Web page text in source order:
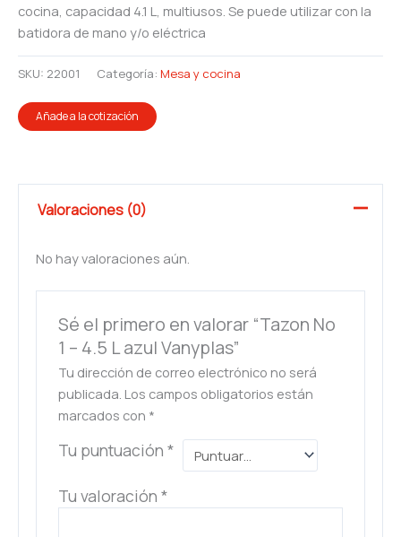
cocina, capacidad 4.1 L, multiusos. Se puede utilizar con la
batidora de mano y/o eléctrica
SKU: 22001 Categoría: Mesa y cocina
Añade a la cotización
Valoraciones (0)
No hay valoraciones aún.
Sé el primero en valorar “Tazon No
1 – 4.5 L azul Vanyplas”
Tu dirección de correo electrónico no será
publicada. Los campos obligatorios están
marcados con *
Tu puntuación*
Tu valoración*